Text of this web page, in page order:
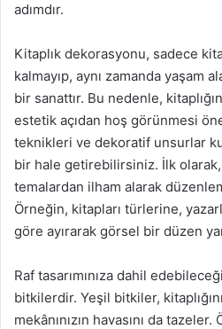
adımdır.
Kitaplık dekorasyonu, sadece
kalmayıp, aynı zamanda yaşam
bir sanattır. Bu nedenle,
estetik açıdan hoş görünmesi
teknikleri ve dekoratif unsurlar
bir hale getirebilirsiniz. İlk olarak,
temalardan ilham alarak
Örneğin, kitapları türlerine,
göre ayırarak görsel bir düzen
Raf tasarımınıza dahil
bitkilerdir. Yeşil bitkiler,
mekânınızın havasını da